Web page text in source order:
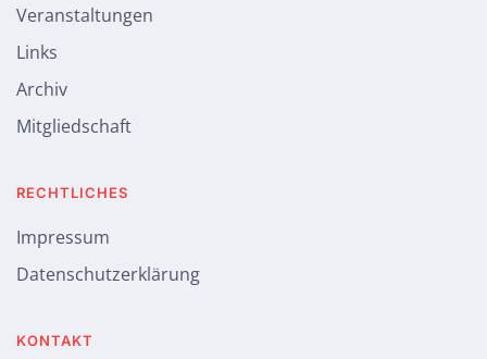
Veranstaltungen
Links
Archiv
Mitgliedschaft
RECHTLICHES
Impressum
Datenschutzerklärung
KONTAKT